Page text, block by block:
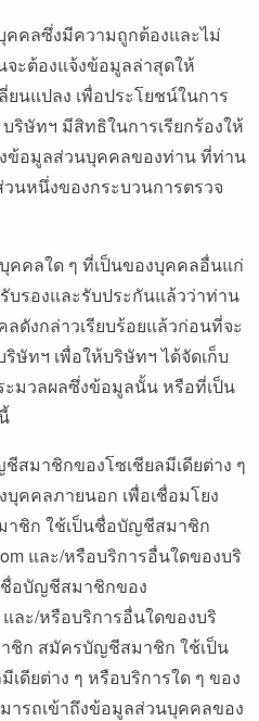
คลซึ่งมีความถูกต้องและไม่
จะต้องแจ้งข้อมูลล่าสุดให้
ยนแปลง เพื่อประโยชน์ในการ
ริษัทฯ มีสิทธิในการเรียกร้องให้
ข้อมูลส่วนบุคคลของท่าน ที่ท่าน
นหนึ่งของกระบวนการตรวจ
คลใด ๆ ที่เป็นของบุคคลอื่นแก่
บรองและรับประกันแล้วว่าท่าน
ดังกล่าวเรียบร้อยแล้วก่อนที่จะ
ทฯ เพื่อให้บริษัทฯ ได้จัดเก็บ
ะมวลผลซึ่งข้อมูลนั้น หรือที่เป็น
มาชิกของโซเชียลมีเดียต่าง ๆ
บุคคลภายนอก เพื่อเชื่อมโยง
ชิก ใช้เป็นชื่อบัญชีสมาชิก
และ/หรือบริการอื่นใดของบริ
อบัญชีสมาชิกของ
และ/หรือบริการอื่นใดของบริ
ชิก สมัครบัญชีสมาชิก ใช้เป็น
ดียต่าง ๆ หรือบริการใด ๆ ของ
รถเข้าถึงข้อมูลส่วนบุคคลของ